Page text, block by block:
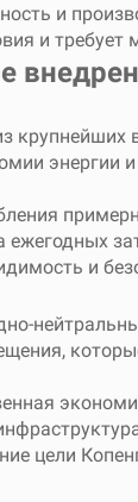
и
и требует
энергии
и
цели